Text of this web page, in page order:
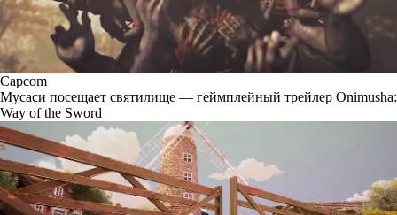
Capcom
Мусаси посещает святилище — геймплейный трейлер Onimusha:
Way of the Sword